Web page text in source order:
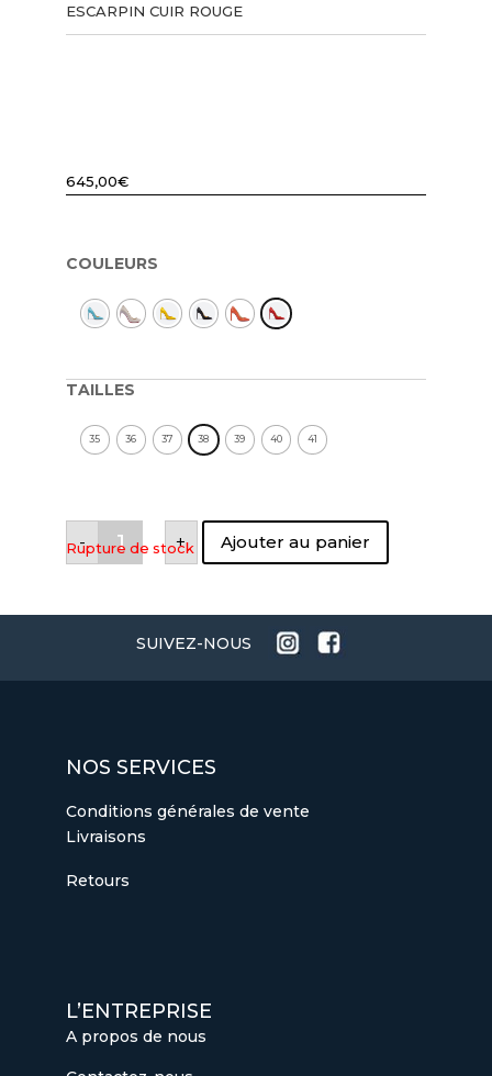
ESCARPIN CUIR ROUGE
645,00€
Rupture de stock
COULEURS
TAILLES
35 36 37 38 39 40 41
-
quantité
de
ESCARPIN
+ Ajouter au panier
SUIVEZ-NOUS
Conditions générales de vente
Livraisons
NOS SERVICES
Retours
A propos de nous
L’ENTREPRISE